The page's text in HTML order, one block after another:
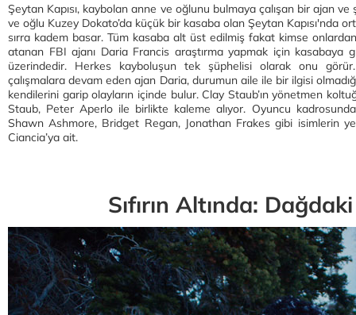
Şeytan Kapısı, kaybolan anne ve oğlunu bulmaya çalışan bir ajan
ve oğlu Kuzey Dokato’da küçük bir kasaba olan Şeytan Kapısı'nda
sırra kadem basar. Tüm kasaba alt üst edilmiş fakat kimse
atanan FBI ajanı Daria Francis araştırma yapmak için kasabaya
üzerindedir. Herkes kayboluşun tek şüphelisi olarak onu
çalışmalara devam eden ajan Daria, durumun aile ile bir ilgisi
kendilerini garip olayların içinde bulur. Clay Staub’ın yönetmen
Staub, Peter Aperlo ile birlikte kaleme alıyor. Oyuncu
Shawn Ashmore, Bridget Regan, Jonathan Frakes gibi isimlerin
Ciancia’ya ait.
Sıfırın Altında: